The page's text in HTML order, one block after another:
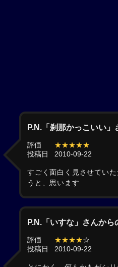
P.N.「刹那かっこいい」
評価
★★★★★
投稿日
2010-09-22
すごく面白く見させてい
うと、思います
P.N.「いすな」さんから
評価 ★★★★☆
投稿日
2010-09-22